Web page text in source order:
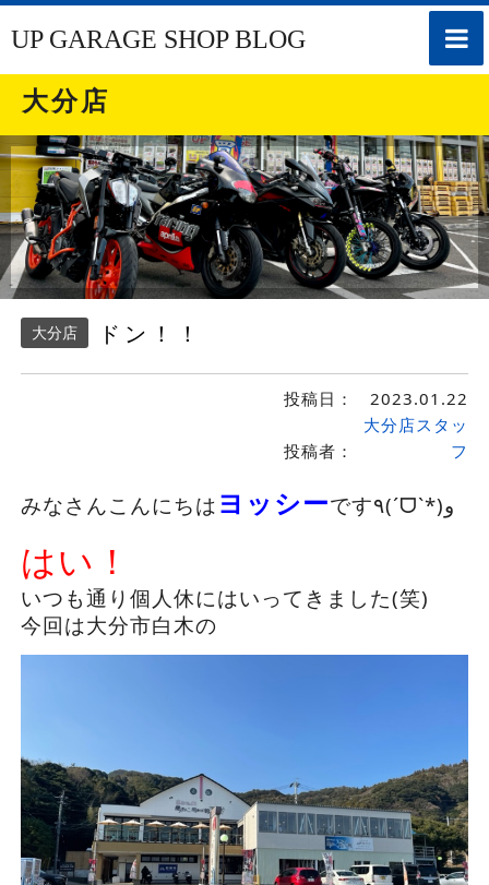
toggle
UP GARAGE SHOP BLOG
大分店
大分店 ドン！！
投稿日： 2023.01.22
投稿者：
大分店スタッ
フ
みなさんこんにちは ヨッシー
はい！
いつも通り個人休にはいってきました(笑)
今回は大分市白木の